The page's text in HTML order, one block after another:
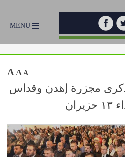
MENU
A A A
مجزرة إهدن وقداس